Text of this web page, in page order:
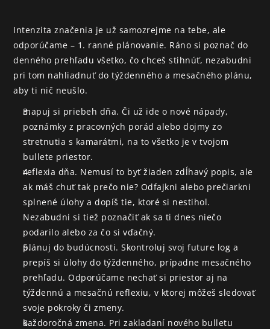
Intenzita značenia je už samozrejme na tebe, ale
odporúčame – 1. ranné plánovanie. Ráno si poznač do
denného prehľadu všetko, čo chceš stihnúť, nezabudni
pri tom nahliadnuť do týždenného a mesačného plánu,
aby ti nič neušlo.
mapuj si priebeh dňa. Či už ide o nové nápady,
poznámky z pracovných porád alebo dojmy zo
stretnutia s kamarátmi, na to všetko je v tvojom
bullete priestor.
reflexia dňa. Nemusí to byť žiaden zdĺhavý popis, ale
ak máš chuť tak prečo nie? Odfajkni alebo prečiarkni
splnené úlohy a dopíš tie, ktoré si nestihol.
Nezabudni si tiež poznačiť ak sa ti dnes niečo
podarilo alebo za čo si vďačný.
plánuj do budúcnosti. Skontroluj svoj future log a
prepíš si úlohy do týždenného, prípadne mesačného
prehľadu. Odporúčame nechať si priestor aj na
týždennú a mesačnú reflexiu, v ktorej môžeš sledovať
svoje pokroky či zmeny.
každoročná zmena. Pri zakladaní nového bulletu